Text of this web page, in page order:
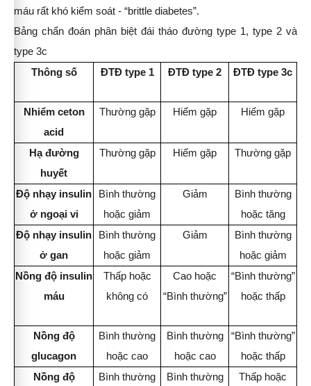
máu rất khó kiểm soát - “brittle diabetes”.
Bảng chẩn đoán phân biệt đái tháo đường type 1, type 2 và
type 3c
Thông số
ĐTĐ type 1 ĐTĐ type 2 ĐTĐ type 3c
Nhiểm ceton
acid
Thường gặp Hiếm gặp Hiếm gặp
Hạ đường
huyết
Thường gặp Hiếm gặp Thường gặp
Độ nhạy insulin
ở ngoại vi
Bình thường
hoặc giảm
Giảm
Bình thường
hoặc tăng
Độ nhạy insulin
ở gan
Bình thường
hoặc giảm
Giảm
Bình thường
hoặc giảm
Nồng độ insulin
máu
Thấp hoặc
không có
Cao hoặc
“Bình thường”
“Bình thường”
hoặc thấp
Nồng độ
glucagon
Bình thường
hoặc cao
Bình thường
hoặc cao
“Bình thường”
hoặc thấp
Nồng độ
Bình thường Bình thường Thấp hoặc